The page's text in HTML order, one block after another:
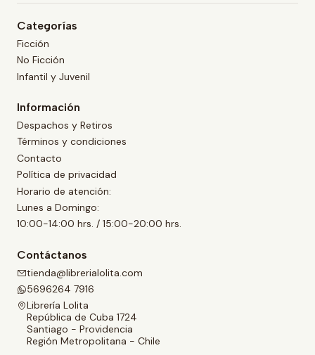
Categorías
Ficción
No Ficción
Infantil y Juvenil
Información
Despachos y Retiros
Términos y condiciones
Contacto
Política de privacidad
Horario de atención:
Lunes a Domingo:
10:00-14:00 hrs. / 15:00-20:00 hrs.
Contáctanos
tienda@librerialolita.com
5696264 7916
Librería Lolita
República de Cuba 1724
Santiago - Providencia
Región Metropolitana - Chile